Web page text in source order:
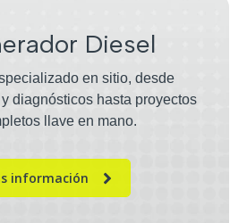
Diesel
en sitio, desde
diagnósticos hasta proyectos
llave en mano.
información